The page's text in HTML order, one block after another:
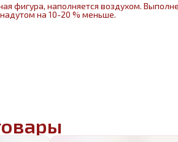
фигура, наполняется воздухом.
на 10-20 % меньше.